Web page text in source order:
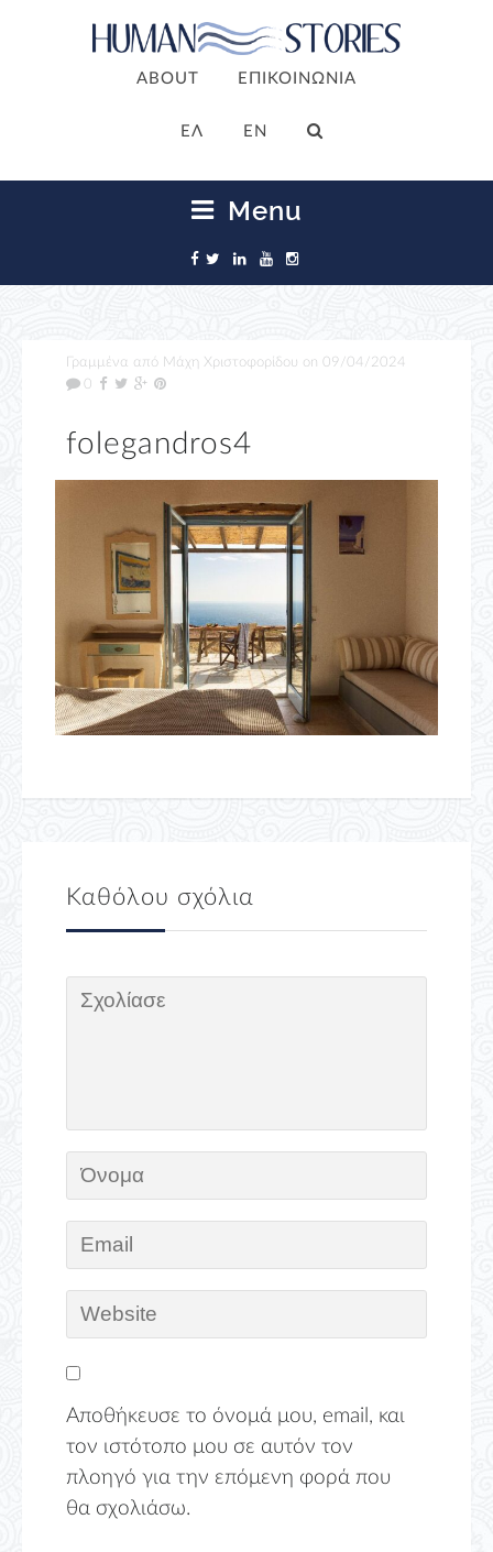
ABOUT ΕΠΙΚΟΙΝΩΝΙΑ
ΕΛ EN
Menu
Γραμμένα από Μάχη Χριστοφορίδου on 09/04/2024
0
folegandros4
Καθόλου σχόλια
Αποθήκευσε το όνομά μου, email, και
τον ιστότοπο μου σε αυτόν τον
πλοηγό για την επόμενη φορά που
θα σχολιάσω.